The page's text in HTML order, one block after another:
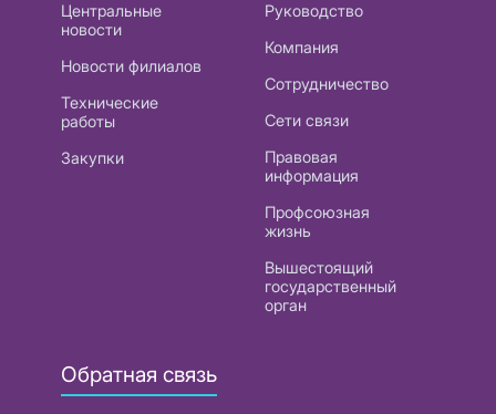
Центральные
новости
Новости филиалов
Технические
работы
Закупки
Руководство
Компания
Сотрудничество
Сети связи
Правовая
информация
Профсоюзная
жизнь
Вышестоящий
государственный
орган
Обратная связь